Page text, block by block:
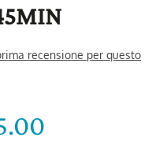
recensione per questo